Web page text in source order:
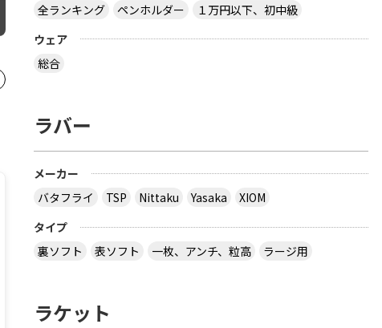
全ランキング
ペンホルダー
１万円以下、初中級
ウェア
総合
ラバー
メーカー
バタフライ
TSP Nittaku Yasaka
XIOM
タイプ
裏ソフト
表ソフト 一枚、アンチ、粒高 ラージ用
ラケット